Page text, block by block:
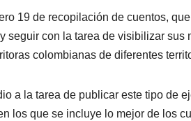
19 de recopilación de cuentos,
seguir con la tarea de visibilizar
colombianas de diferentes
a la tarea de publicar este tipo de
los que se incluye lo mejor de los